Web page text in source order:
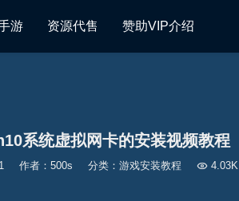
游 资源代售 赞助VIP介绍
系统虚拟网卡的安装视频教程
作者：500s 分类： 游戏安装教程  4.03K